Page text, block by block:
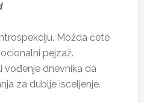
Možda ćete
pejzaž.
vođenje dnevnika da
za dublje isceljenje.